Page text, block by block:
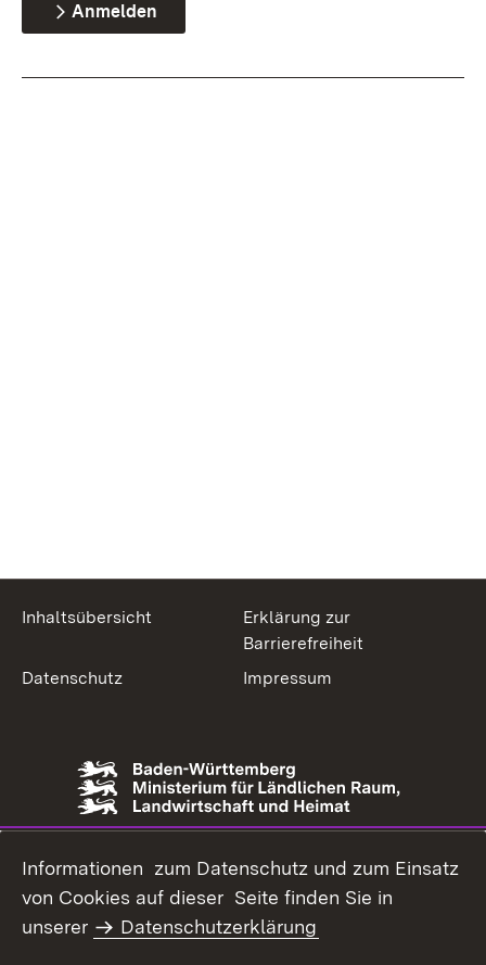
Anmelden
Inhaltsübersicht
Erklärung zur
Barrierefreiheit
Datenschutz
Impressum
Informationen zum Datenschutz und zum Einsatz
von Cookies auf dieser Seite finden Sie in
unserer
Datenschutzerklärung